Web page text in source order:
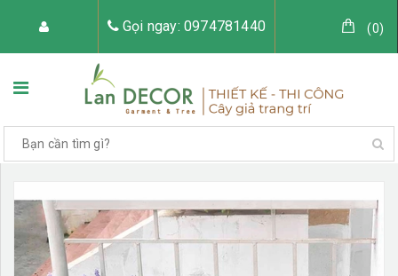
Gọi ngay: 0974781440 (0)